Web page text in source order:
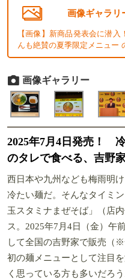
画像ギャラリ
【画像】新商品発表会に潜
んも絶賛の夏季限定メニュー
画像ギャラリー
2025年7月4日発売！
のタレで食べる、吉野
西日本や九州なども梅雨明
冷たい麺だ。そんなタイミ
玉スタミナまぜそば」（店
ス。2025年7月4日（金）午
して全国の吉野家で販売（
初の麺メニューとして注目
く思っている方も多いだろう